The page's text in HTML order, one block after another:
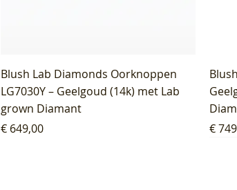
Blush Lab Diamonds Oorknoppen
LG7030Y – Geelgoud (14k) met Lab
grown Diamant
Prijs
€ 649,00
Prijs
€